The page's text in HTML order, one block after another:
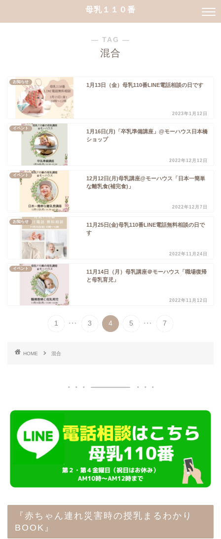
母乳１１０番
― TAG ―
混合
お知らせ
1月13日（金）母乳110番LINE電話相談の日です
2023年1月12日
イベント
1月16日(月)「卒乳準備講座」@モーハウス日本橋
ショップ
2022年12月12日
イベント
12月12日(月)母乳講座@モーハウス「日本一簡単
な離乳食(補完食)」
2022年12月7日
お知らせ
11月25日(金)母乳110番LINE電話無料相談の日で
す
2022年11月24日
イベント
11月14日（月）母乳講座＠モーハウス「職場復帰
と母乳育児」
2022年11月12日
1 ... 3 4 5 ... 7
HOME 混合
『赤ちゃん連れ災害時の授乳まるわかり
BOOK』